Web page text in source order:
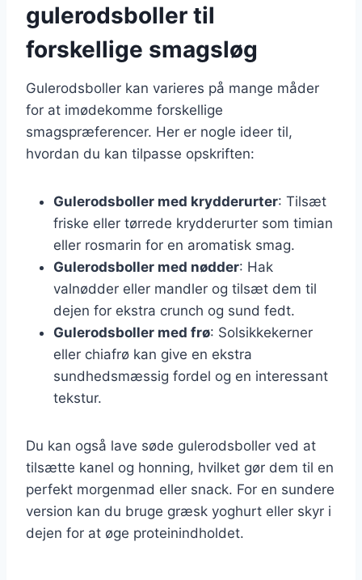
gulerodsboller til
forskellige smagsløg
Gulerodsboller kan varieres på mange måder
for at imødekomme forskellige
smagspræferencer. Her er nogle ideer til,
hvordan du kan tilpasse opskriften:
Gulerodsboller med krydderurter: Tilsæt
friske eller tørrede krydderurter som timian
eller rosmarin for en aromatisk smag.
Gulerodsboller med nødder: Hak
valnødder eller mandler og tilsæt dem til
dejen for ekstra crunch og sund fedt.
Gulerodsboller med frø: Solsikkekerner
eller chiafrø kan give en ekstra
sundhedsmæssig fordel og en interessant
tekstur.
Du kan også lave søde gulerodsboller ved at
tilsætte kanel og honning, hvilket gør dem til en
perfekt morgenmad eller snack. For en sundere
version kan du bruge græsk yoghurt eller skyr i
dejen for at øge proteinindholdet.